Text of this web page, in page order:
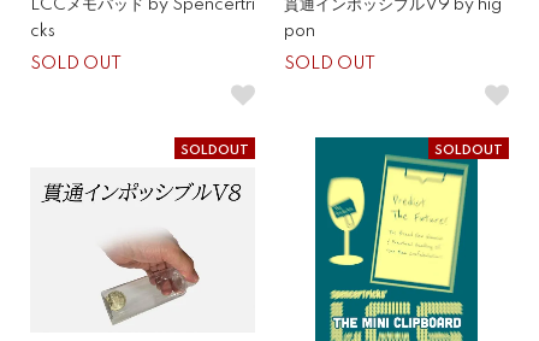
LCCメモパッド by Spencertri
cks
SOLD OUT
貫通インポッシブルV9 by hig
pon
SOLD OUT
SOLDOUT SOLDOUT